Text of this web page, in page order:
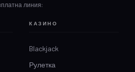
линия:
КАЗИНО
Blackjack
Рулетка